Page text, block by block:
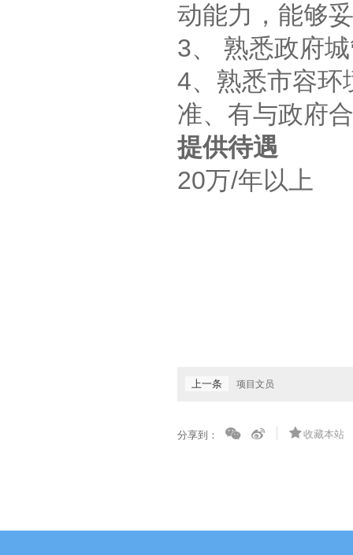
动能力，
3、 熟悉政府
4、熟悉市容环
准、有与政府合
提供待遇
20万/年以上
上一条 项目文员
分享到： 收藏本站